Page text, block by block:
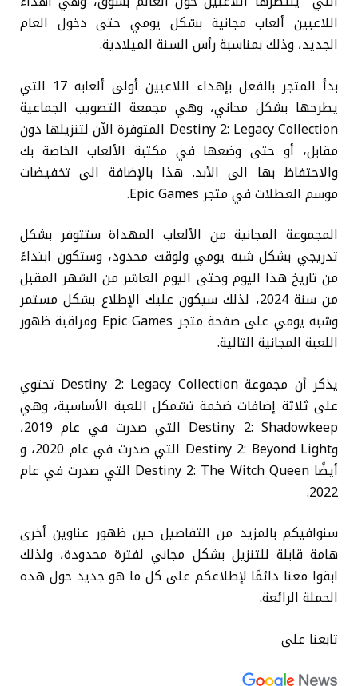
اللاعبين ألعاب مجانية بشكل يومي حتى دخول العام
الجديد، وذلك بمناسبة رأس السنة الميلادية.
بدأ المتجر بالفعل بإهداء اللاعبين أولى ألعابه 17 التي
يطرحها بشكل مجاني، وهي مجمعة التصويب الجماعية
Destiny 2: Legacy Collection المتوفرة الآن لتنزيلها دون
مقابل، أو حتى وضعها في مكتبة الألعاب الخاصة بك
والاحتفاظ بها الى الأبد. هذا بالإضافة الى تخفيضات
موسم العطلات في متجر Epic Games.
المجموعة المجانية من الألعاب المهداة ستتوفر بشكل
تدريجي بشكل شبه يومي ولوقت محدود، وستكون ابتداءً
من تاريخ هذا اليوم وحتى اليوم العاشر من الشهر المقبل
من سنة 2024، لذلك سيكون عليك الإطلاع بشكل مستمر
وشبه يومي على صفحة متجر Epic Games ومراقبة ظهور
اللعبة المجانية التالية.
يذكر أن مجموعة Destiny 2: Legacy Collection تحتوي
على ثلاثة إضافات ضخمة تشمكل اللعبة الأساسية، وهي
Destiny 2: Shadowkeep التي صدرت في عام 2019،
وDestiny 2: Beyond Light التي صدرت في عام 2020، و
أيضًا Destiny 2: The Witch Queen التي صدرت في عام
2022.
سنوافيكم بالمزيد من التفاصيل حين ظهور عناوين أخرى
هامة قابلة للتنزيل بشكل مجاني لفترة محدودة، ولذلك
ابقوا معنا دائمًا لإطلاعكم على كل ما هو جديد حول هذه
الحملة الرائعة.
تابعنا على